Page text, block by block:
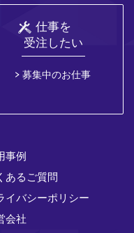
仕事を
受注したい
募集中のお仕事
事例
あるご質問
イバシーポリシー
会社